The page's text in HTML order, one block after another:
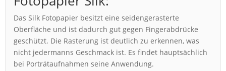
Das Silk Fotopapier besitzt eine seidengerasterte
Oberfläche und ist dadurch gut gegen Fingerabdrücke
geschützt. Die Rasterung ist deutlich zu erkennen, was
nicht jedermanns Geschmack ist. Es findet hauptsächlich
bei Porträtaufnahmen seine Anwendung.